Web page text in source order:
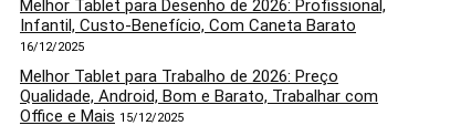
Melhor Tablet para Desenho de 2026: Profissional,
Infantil, Custo-Benefício, Com Caneta Barato
16/12/2025
Melhor Tablet para Trabalho de 2026: Preço
Qualidade, Android, Bom e Barato, Trabalhar com
Office e Mais 15/12/2025